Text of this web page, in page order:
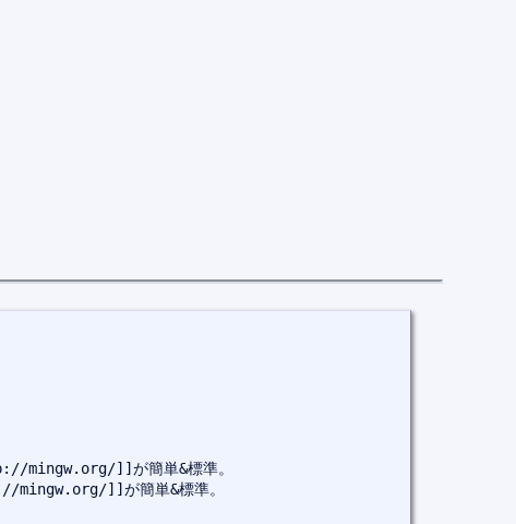
mingw.org/]]が簡単&標準。
mingw.org/]]が簡単&標準。